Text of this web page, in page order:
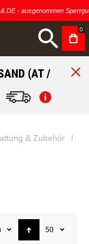
DE - ausgenommen Sperrgut)
0
(AT /
& Zubehör
50